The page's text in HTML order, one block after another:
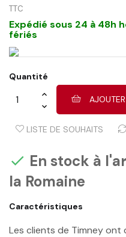
TTC
Expédié sous 24 à 48h
fériés
Quantité
LISTE DE SOUHAITS
 En stock à
la Romaine
Caractéristiques
Les clients de Timney